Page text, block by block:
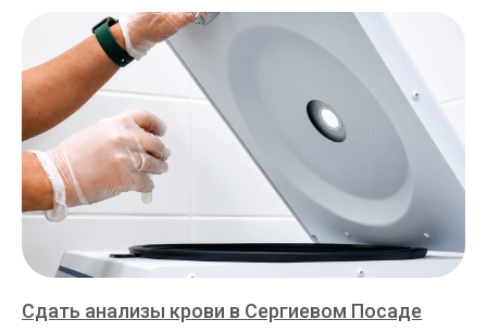
Сдать анализы крови в Сергиевом Посаде